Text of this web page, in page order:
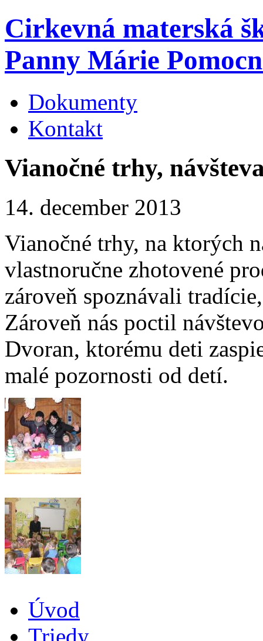
Cirkevná materská
Panny Márie
Dokumenty
Kontakt
Vianočné trhy,
14. december 2013
Vianočné trhy, na ktorých
vlastnoručne zhotovené
zároveň spoznávali
Zároveň nás poctil
Dvoran, ktorému deti
malé pozornosti od detí.
Úvod
Triedy